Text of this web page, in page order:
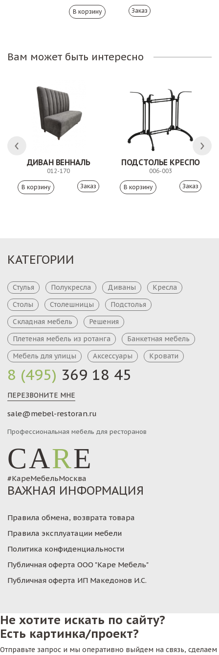
Заказ
Вам может быть интересно
ДИВАН ВЕННАЛЬ
012-170
Заказ
ПОДСТОЛЬЕ КРЕСПО
006-003
Заказ
8 (495) 369 18 45
ПЕРЕЗВОНИТЕ МНЕ
sale@mebel-restoran.ru
Профессиональная мебель для ресторанов
CARE
#КареМебельМосква
КАТЕГОРИИ
Стулья Полукресла Диваны
Кресла
Столы
Столешницы
Подстолья
Складная мебель
Решения
Плетеная мебель из ротанга
Банкетная мебель
Мебель для улицы
Аксессуары Кровати
ВАЖНАЯ ИНФОРМАЦИЯ
Правила обмена, возврата товара
Правила эксплуатации мебели
Политика конфиденциальности
Публичная оферта ООО "Каре Мебель"
Публичная оферта ИП Македонов И.С.
Не хотите искать по сайту?
Есть картинка/проект?
Отправьте запрос и мы оперативно выйдем на связь, сделаем